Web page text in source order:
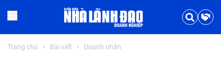
Trang chủ Bài viết Doanh nhân